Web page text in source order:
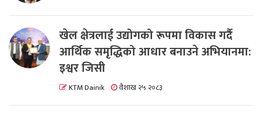
खेल क्षेत्रलाई उद्योगको रूपमा विकास गर्दै
आर्थिक समृद्धिको आधार बनाउने अभियानमा:
इश्वर जिसी
KTM Dainik वैशाख २५ २०८३